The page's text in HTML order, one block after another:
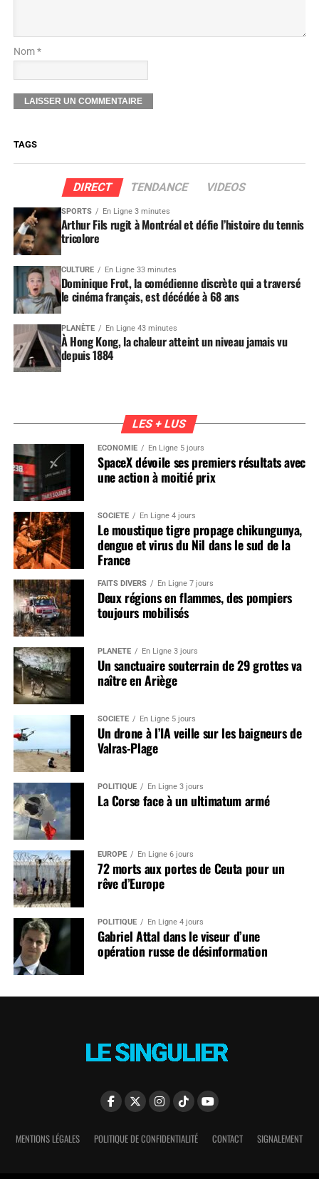
Nom *
TAGS
DIRECT TENDANCE VIDEOS
SPORTS En Ligne 3 minutes
Arthur Fils rugit à Montréal et défie l’histoire du tennis
tricolore
CULTURE En Ligne 33 minutes
Dominique Frot, la comédienne discrète qui a traversé
le cinéma français, est décédée à 68 ans
PLANÈTE En Ligne 43 minutes
À Hong Kong, la chaleur atteint un niveau jamais vu
depuis 1884
LES + LUS
ÉCONOMIE En Ligne 5 jours
SpaceX dévoile ses premiers résultats avec
une action à moitié prix
SOCIÉTÉ En Ligne 4 jours
Le moustique tigre propage chikungunya,
dengue et virus du Nil dans le sud de la
France
FAITS DIVERS En Ligne 7 jours
Deux régions en flammes, des pompiers
toujours mobilisés
PLANÈTE En Ligne 3 jours
Un sanctuaire souterrain de 29 grottes va
naître en Ariège
SOCIÉTÉ En Ligne 5 jours
Un drone à l’IA veille sur les baigneurs de
Valras-Plage
POLITIQUE En Ligne 3 jours
La Corse face à un ultimatum armé
EUROPE En Ligne 6 jours
72 morts aux portes de Ceuta pour un
rêve d’Europe
POLITIQUE En Ligne 4 jours
Gabriel Attal dans le viseur d’une
opération russe de désinformation
MENTIONS LÉGALES POLITIQUE DE CONFIDENTIALITÉ CONTACT SIGNALEMENT